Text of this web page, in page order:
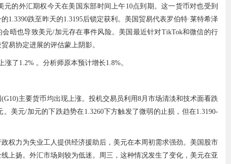
元的外汇期权今天在美国东部时间上午10点到期。这一货币对也受到
1.3390跌至昨天的1.3195后锁定获利。美国贸易代表罗伯特·莱特希泽
会晤也导致美元/加元存在事件风险。美国最近针对TikTok和微信的行
易协定进展的评估蒙上阴影。
了1.2% 。分析师原本预计增长1.8%。
主要货币均出现上涨。投机交易员利用8月市场清淡和技术面看跌
美元/加元的下跌趋势在1.3260下方触发了微弱的止损，但在1.3190-
权力为失业工人提供经济援助后，美元在本周初需求强劲。美国股市
上扬。外汇市场则较为低迷。周三，这种情况发生了变化，美元在亚